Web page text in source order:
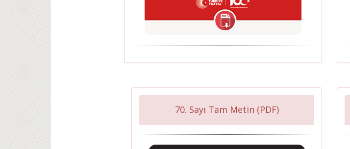
70. Sayı Tam Metin (PDF)